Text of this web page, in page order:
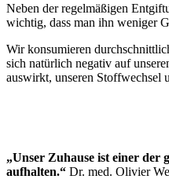
Neben der regelmäßigen
wichtig, dass man ihn weniger
Wir konsumieren
sich natürlich negativ auf
auswirkt, unseren Stoffwechsel
„Unser Zuhause ist einer der
aufhalten.“ Dr. med. Olivier